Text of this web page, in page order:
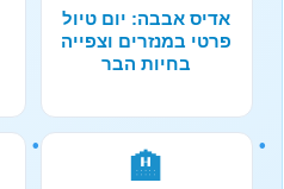
אדיס אבבה: יום טיול
פרטי במנזרים וצפייה
בחיות הבר
🏨